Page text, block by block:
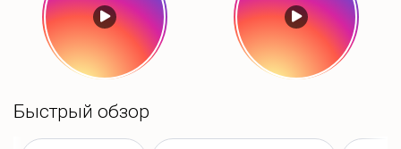
Быстрый обзор